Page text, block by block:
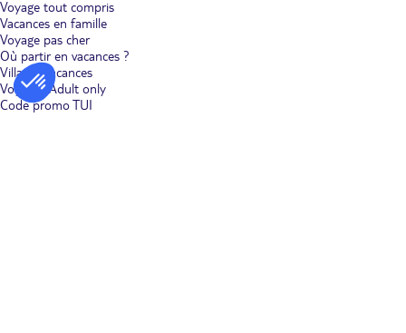
Voyage tout compris
Vacances en famille
Voyage pas cher
Où partir en vacances ?
Villages vacances
Voyages Adult only
Code promo TUI